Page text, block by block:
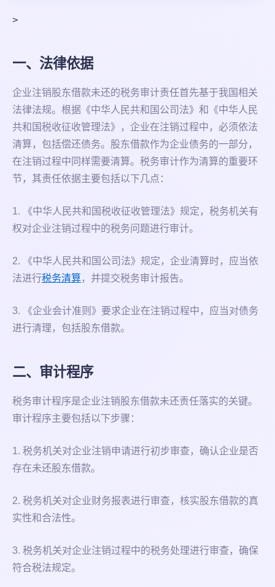
>
一、法律依据
企业注销股东借款未还的税务审计责任首先基于我国相关
法律法规。根据《中华人民共和国公司法》和《中华人民
共和国税收征收管理法》，企业在注销过程中，必须依法
清算，包括偿还债务。股东借款作为企业债务的一部分，
在注销过程中同样需要清算。税务审计作为清算的重要环
节，其责任依据主要包括以下几点：
1. 《中华人民共和国税收征收管理法》规定，税务机关有
权对企业注销过程中的税务问题进行审计。
2. 《中华人民共和国公司法》规定，企业清算时，应当依
法进行税务清算，并提交税务审计报告。
3. 《企业会计准则》要求企业在注销过程中，应当对债务
进行清理，包括股东借款。
二、审计程序
税务审计程序是企业注销股东借款未还责任落实的关键。
审计程序主要包括以下步骤：
1. 税务机关对企业注销申请进行初步审查，确认企业是否
存在未还股东借款。
2. 税务机关对企业财务报表进行审查，核实股东借款的真
实性和合法性。
3. 税务机关对企业注销过程中的税务处理进行审查，确保
符合税法规定。